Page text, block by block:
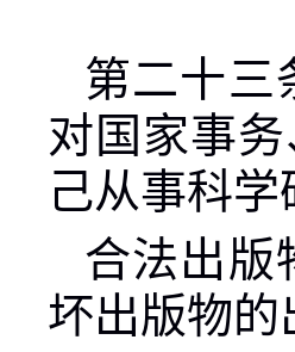
第二十
对国家事
己从事科
合法出版
坏出版物的